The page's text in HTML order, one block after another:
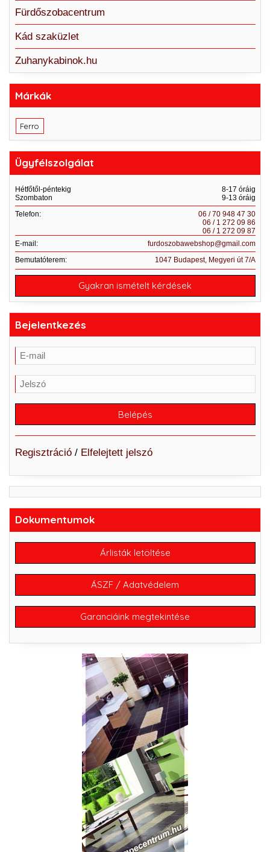
Fürdőszobacentrum
Kád szaküzlet
Zuhanykabinok.hu
Márkák
Ferro
Ügyfélszolgálat
Hétfőtől-péntekig
8-17 óráig
Szombaton
9-13 óráig
Telefon:
06 / 70 948 47 30
06 / 1 272 09 86
06 / 1 272 09 87
E-mail:
furdoszobawebshop@gmail.com
Bemutatóterem:
1047 Budapest, Megyeri út 7/A
Gyakran ismételt kérdések
Bejelentkezés
Regisztráció/ Elfelejtett jelszó
Dokumentumok
Árlisták letöltése
ÁSZF / Adatvédelem
Garanciáink megtekintése